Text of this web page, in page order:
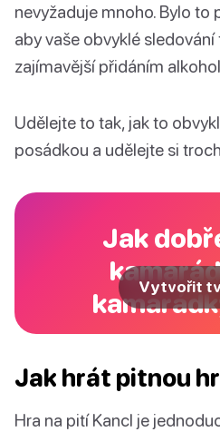
nevyžaduje mnoho. Bylo to
aby vaše obvyklé
zajímavější přidáním
Udělejte to tak, jak to
posádkou a udělejte si
Jak
Vytvořit
Jak hrát pitnou
Hra na pití Kancl je